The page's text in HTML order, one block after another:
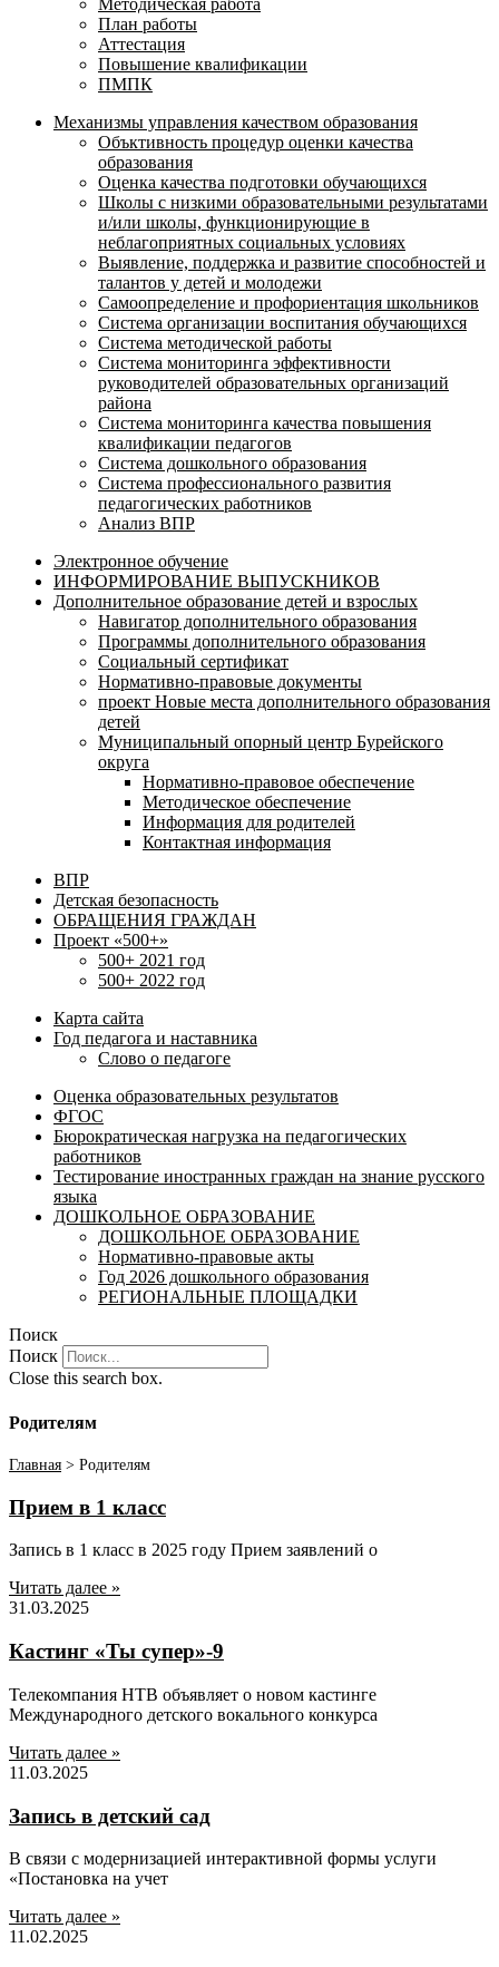
Методическая работа
План работы
Аттестация
Повышение квалификации
ПМПК
Механизмы управления качеством образования
Объктивность процедур оценки качества
образования
Оценка качества подготовки обучающихся
Школы с низкими образовательными результатами
и/или школы, функционирующие в
неблагоприятных социальных условиях
Выявление, поддержка и развитие способностей и
талантов у детей и молодежи
Самоопределение и профориентация школьников
Система организации воспитания обучающихся
Система методической работы
Система мониторинга эффективности
руководителей образовательных организаций
района
Система мониторинга качества повышения
квалификации педагогов
Система дошкольного образования
Система профессионального развития
педагогических работников
Анализ ВПР
Электронное обучение
ИНФОРМИРОВАНИЕ ВЫПУСКНИКОВ
Дополнительное образование детей и взрослых
Навигатор дополнительного образования
Программы дополнительного образования
Социальный сертификат
Нормативно-правовые документы
проект Новые места дополнительного образования
детей
Муниципальный опорный центр Бурейского
округа
Нормативно-правовое обеспечение
Методическое обеспечение
Информация для родителей
Контактная информация
ВПР
Детская безопасность
ОБРАЩЕНИЯ ГРАЖДАН
Проект «500+»
500+ 2021 год
500+ 2022 год
Карта сайта
Год педагога и наставника
Слово о педагоге
Оценка образовательных результатов
ФГОС
Бюрократическая нагрузка на педагогических
работников
Тестирование иностранных граждан на знание русского
языка
ДОШКОЛЬНОЕ ОБРАЗОВАНИЕ
ДОШКОЛЬНОЕ ОБРАЗОВАНИЕ
Нормативно-правовые акты
Год 2026 дошкольного образования
РЕГИОНАЛЬНЫЕ ПЛОЩАДКИ
Поиск
Поиск
Close this search box.
Родителям
Главная > Родителям
Прием в 1 класс
Запись в 1 класс в 2025 году Прием заявлений о
Читать далее »
31.03.2025
Кастинг «Ты супер»-9
Телекомпания НТВ объявляет о новом кастинге
Международного детского вокального конкурса
Читать далее »
11.03.2025
Запись в детский сад
В связи с модернизацией интерактивной формы услуги
«Постановка на учет
Читать далее »
11.02.2025